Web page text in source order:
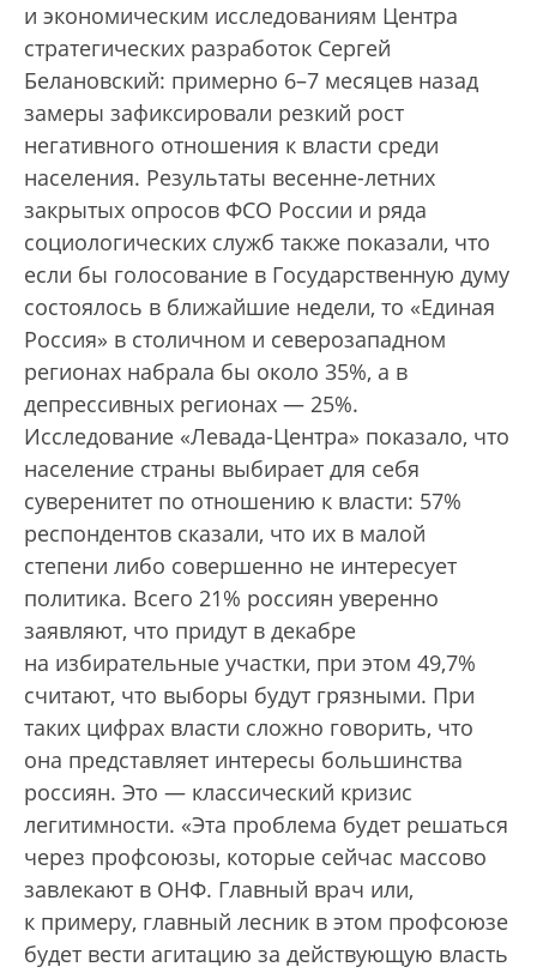
и экономическим исследованиям Центра
стратегических разработок Сергей
Белановский: примерно 6–7 месяцев назад
замеры зафиксировали резкий рост
негативного отношения к власти среди
населения. Результаты весенне-летних
закрытых опросов ФСО России и ряда
социологических служб также показали, что
если бы голосование в Государственную думу
состоялось в ближайшие недели, то «Единая
Россия» в столичном и северозападном
регионах набрала бы около 35%, а в
депрессивных регионах — 25%.
Исследование «Левада-Центра» показало, что
население страны выбирает для себя
суверенитет по отношению к власти: 57%
респондентов сказали, что их в малой
степени либо совершенно не интересует
политика. Всего 21% россиян уверенно
заявляют, что придут в декабре
на избирательные участки, при этом 49,7%
считают, что выборы будут грязными. При
таких цифрах власти сложно говорить, что
она представляет интересы большинства
россиян. Это — классический кризис
легитимности. «Эта проблема будет решаться
через профсоюзы, которые сейчас массово
завлекают в ОНФ. Главный врач или,
к примеру, главный лесник в этом профсоюзе
будет вести агитацию за действующую власть